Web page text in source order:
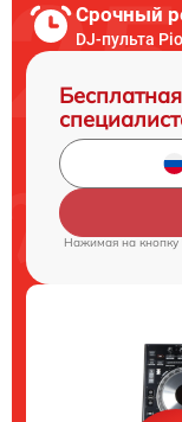
Срочный
DJ-пульта
Нажимая на кнопку